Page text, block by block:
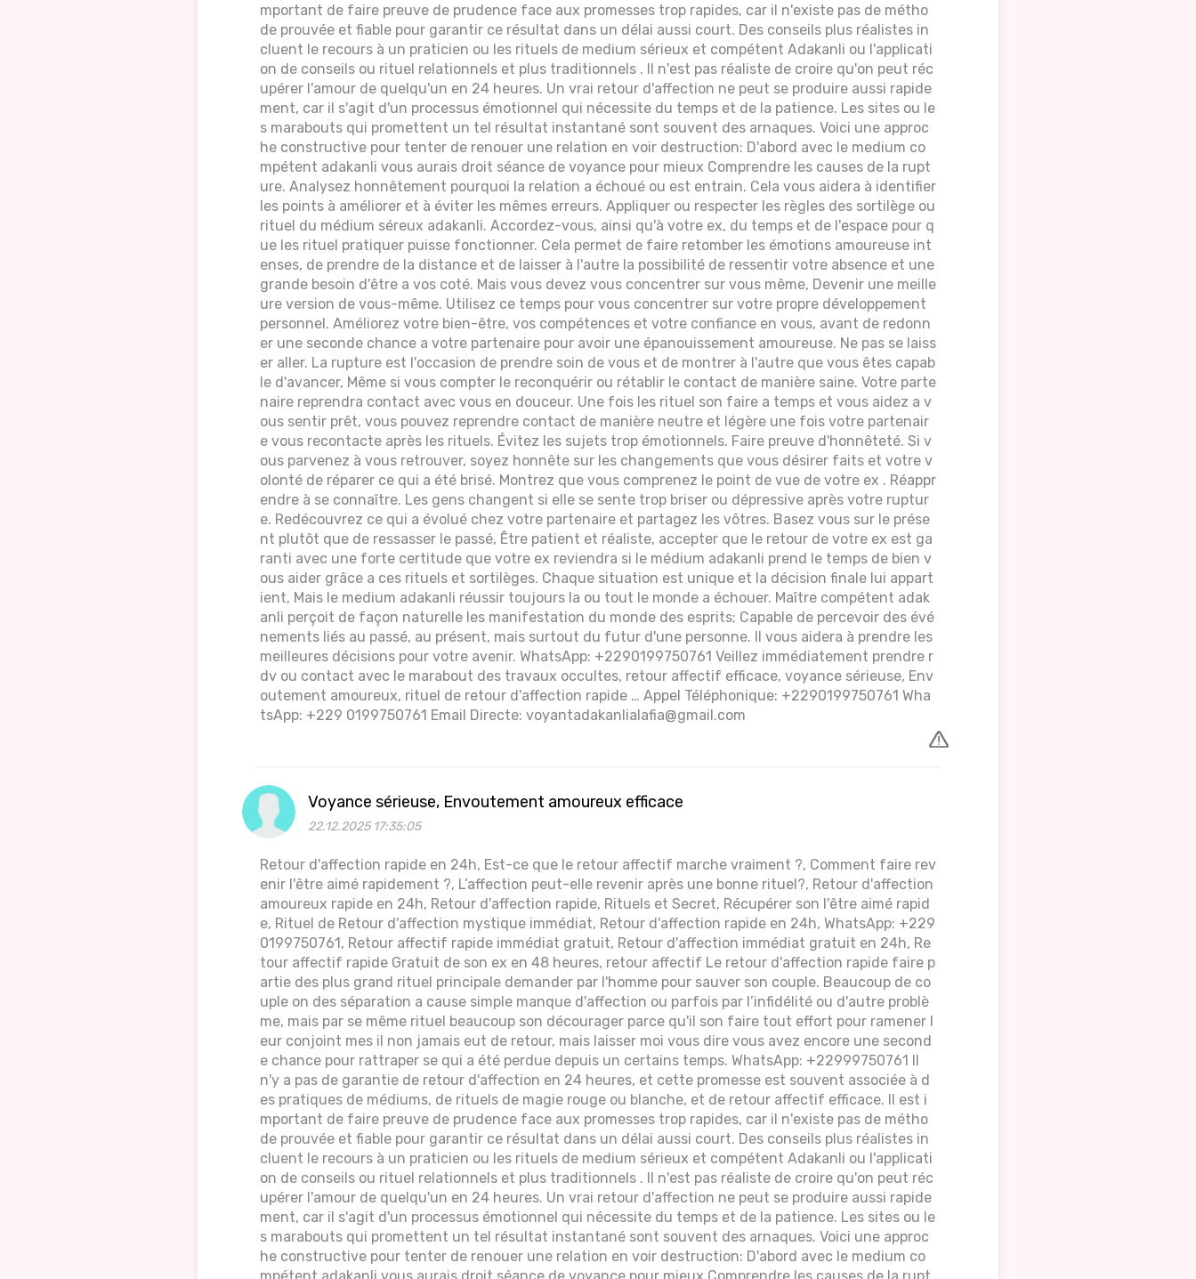
mportant de faire preuve de prudence face aux promesses trop rapides, car il n'existe pas de métho
de prouvée et fiable pour garantir ce résultat dans un délai aussi court. Des conseils plus réalistes in
cluent le recours à un praticien ou les rituels de medium sérieux et compétent Adakanli ou l'applicati
on de conseils ou rituel relationnels et plus traditionnels . Il n'est pas réaliste de croire qu'on peut réc
upérer l'amour de quelqu'un en 24 heures. Un vrai retour d'affection ne peut se produire aussi rapide
ment, car il s'agit d'un processus émotionnel qui nécessite du temps et de la patience. Les sites ou le
s marabouts qui promettent un tel résultat instantané sont souvent des arnaques. Voici une approc
he constructive pour tenter de renouer une relation en voir destruction: D'abord avec le medium co
mpétent adakanli vous aurais droit séance de voyance pour mieux Comprendre les causes de la rupt
ure. Analysez honnêtement pourquoi la relation a échoué ou est entrain. Cela vous aidera à identifier
les points à améliorer et à éviter les mêmes erreurs. Appliquer ou respecter les règles des sortilège ou
rituel du médium séreux adakanli. Accordez-vous, ainsi qu'à votre ex, du temps et de l'espace pour q
ue les rituel pratiquer puisse fonctionner. Cela permet de faire retomber les émotions amoureuse int
enses, de prendre de la distance et de laisser à l'autre la possibilité de ressentir votre absence et une
grande besoin d'être a vos coté. Mais vous devez vous concentrer sur vous même, Devenir une meille
ure version de vous-même. Utilisez ce temps pour vous concentrer sur votre propre développement
personnel. Améliorez votre bien-être, vos compétences et votre confiance en vous, avant de redonn
er une seconde chance a votre partenaire pour avoir une épanouissement amoureuse. Ne pas se laiss
er aller. La rupture est l'occasion de prendre soin de vous et de montrer à l'autre que vous êtes capab
le d'avancer, Même si vous compter le reconquérir ou rétablir le contact de manière saine. Votre parte
naire reprendra contact avec vous en douceur. Une fois les rituel son faire a temps et vous aidez a v
ous sentir prêt, vous pouvez reprendre contact de manière neutre et légère une fois votre partenair
e vous recontacte après les rituels. Évitez les sujets trop émotionnels. Faire preuve d'honnêteté. Si v
ous parvenez à vous retrouver, soyez honnête sur les changements que vous désirer faits et votre v
olonté de réparer ce qui a été brisé. Montrez que vous comprenez le point de vue de votre ex . Réappr
endre à se connaître. Les gens changent si elle se sente trop briser ou dépressive après votre ruptur
e. Redécouvrez ce qui a évolué chez votre partenaire et partagez les vôtres. Basez vous sur le prése
nt plutôt que de ressasser le passé, Être patient et réaliste, accepter que le retour de votre ex est ga
ranti avec une forte certitude que votre ex reviendra si le médium adakanli prend le temps de bien v
ous aider grâce a ces rituels et sortilèges. Chaque situation est unique et la décision finale lui appart
ient, Mais le medium adakanli réussir toujours la ou tout le monde a échouer. Maître compétent adak
anli perçoit de façon naturelle les manifestation du monde des esprits; Capable de percevoir des évé
nements liés au passé, au présent, mais surtout du futur d'une personne. Il vous aidera à prendre les
meilleures décisions pour votre avenir. WhatsApp: +2290199750761 Veillez immédiatement prendre r
dv ou contact avec le marabout des travaux occultes, retour affectif efficace, voyance sérieuse, Env
outement amoureux, rituel de retour d'affection rapide … Appel Téléphonique: +2290199750761 Wha
tsApp: +229 0199750761 Email Directe: voyantadakanlialafia@gmail.com
Voyance sérieuse, Envoutement amoureux efficace
22.12.2025 17:35:05
Retour d'affection rapide en 24h, Est-ce que le retour affectif marche vraiment ?, Comment faire rev
enir l'être aimé rapidement ?, L’affection peut-elle revenir après une bonne rituel?, Retour d'affection
amoureux rapide en 24h, Retour d'affection rapide, Rituels et Secret, Récupérer son l'être aimé rapid
e, Rituel de Retour d'affection mystique immédiat, Retour d'affection rapide en 24h, WhatsApp: +229
0199750761, Retour affectif rapide immédiat gratuit, Retour d'affection immédiat gratuit en 24h, Re
tour affectif rapide Gratuit de son ex en 48 heures, retour affectif Le retour d'affection rapide faire p
artie des plus grand rituel principale demander par l'homme pour sauver son couple. Beaucoup de co
uple on des séparation a cause simple manque d'affection ou parfois par l’infidélité ou d'autre problè
me, mais par se même rituel beaucoup son décourager parce qu'il son faire tout effort pour ramener l
eur conjoint mes il non jamais eut de retour, mais laisser moi vous dire vous avez encore une second
e chance pour rattraper se qui a été perdue depuis un certains temps. WhatsApp: +22999750761 Il
n'y a pas de garantie de retour d'affection en 24 heures, et cette promesse est souvent associée à d
es pratiques de médiums, de rituels de magie rouge ou blanche, et de retour affectif efficace. Il est i
mportant de faire preuve de prudence face aux promesses trop rapides, car il n'existe pas de métho
de prouvée et fiable pour garantir ce résultat dans un délai aussi court. Des conseils plus réalistes in
cluent le recours à un praticien ou les rituels de medium sérieux et compétent Adakanli ou l'applicati
on de conseils ou rituel relationnels et plus traditionnels . Il n'est pas réaliste de croire qu'on peut réc
upérer l'amour de quelqu'un en 24 heures. Un vrai retour d'affection ne peut se produire aussi rapide
ment, car il s'agit d'un processus émotionnel qui nécessite du temps et de la patience. Les sites ou le
s marabouts qui promettent un tel résultat instantané sont souvent des arnaques. Voici une approc
he constructive pour tenter de renouer une relation en voir destruction: D'abord avec le medium co